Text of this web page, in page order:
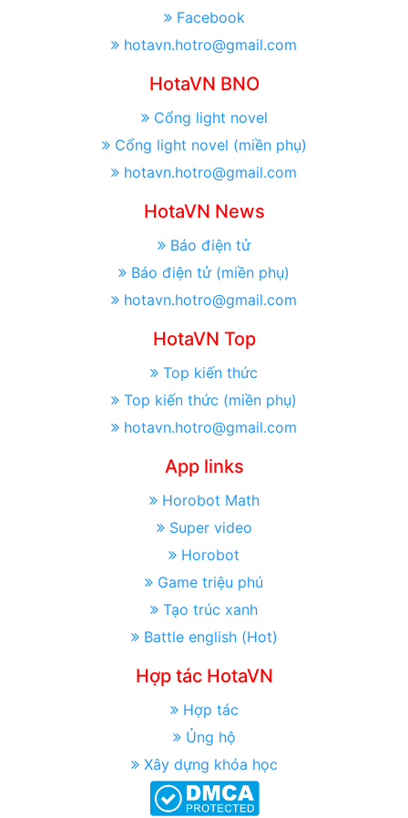
Facebook
hotavn.hotro@gmail.com
HotaVN BNO
Cổng light novel
Cổng light novel (miền phụ)
hotavn.hotro@gmail.com
HotaVN News
Báo điện tử
Báo điện tử (miền phụ)
hotavn.hotro@gmail.com
HotaVN Top
Top kiến thức
Top kiến thức (miền phụ)
hotavn.hotro@gmail.com
App links
Horobot Math
Super video
Horobot
Game triệu phú
Tạo trúc xanh
Battle english (Hot)
Hợp tác HotaVN
Hợp tác
Ủng hộ
Xây dựng khóa học